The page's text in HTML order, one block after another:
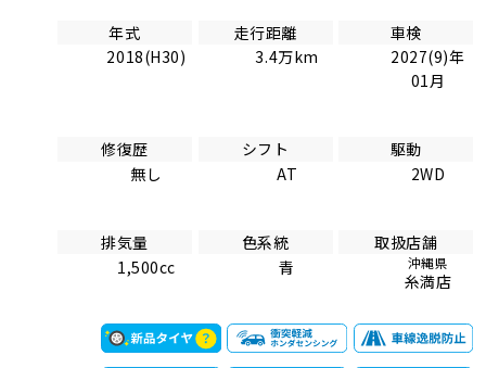
年式
2018(H30)
走行距離
3.4万km
車検
2027(9)年
01月
修復歴
無し
シフト
AT
駆動
2WD
排気量
1,500cc
色系統
青
取扱店舗
沖縄県
糸満店